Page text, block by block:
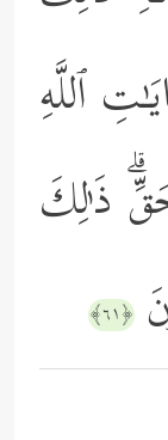
ٱللَّهِ
ذَ ٰ⁠لِكَ
﴿٦١﴾